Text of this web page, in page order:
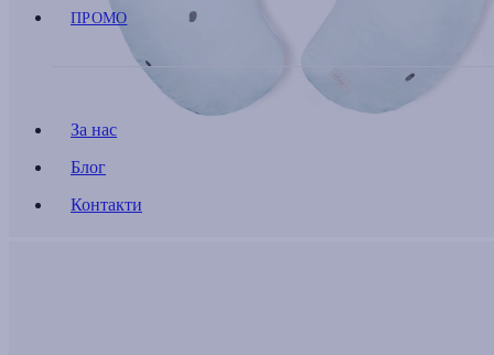
ПРОМО
За нас
Блог
Контакти